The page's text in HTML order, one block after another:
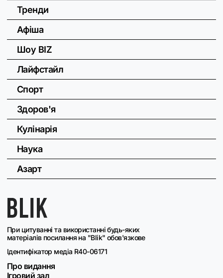
При цитуванні та використанні будь-яких
матеріалів посилання на "Blik" обов'язкове
Ідентифікатор медіа R40-06171
Про видання
Ігровий зал
Тренди
Афіша
Шоу BIZ
Лайфстайл
Спорт
Здоров'я
Кулінарія
Наука
Азарт